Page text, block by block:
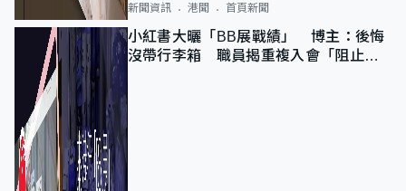
新聞資訊 港聞 首頁新聞
小紅書大曬「BB展戰績」 博主：後悔
沒帶行李箱 職員揭重複入會「阻止唔